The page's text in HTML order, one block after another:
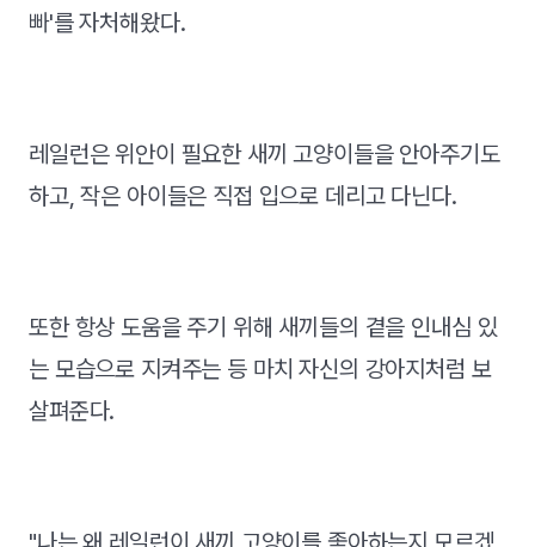
빠'를 자처해왔다.
레일런은 위안이 필요한 새끼 고양이들을 안아주기도
하고, 작은 아이들은 직접 입으로 데리고 다닌다.
또한 항상 도움을 주기 위해 새끼들의 곁을 인내심 있
는 모습으로 지켜주는 등 마치 자신의 강아지처럼 보
살펴준다.